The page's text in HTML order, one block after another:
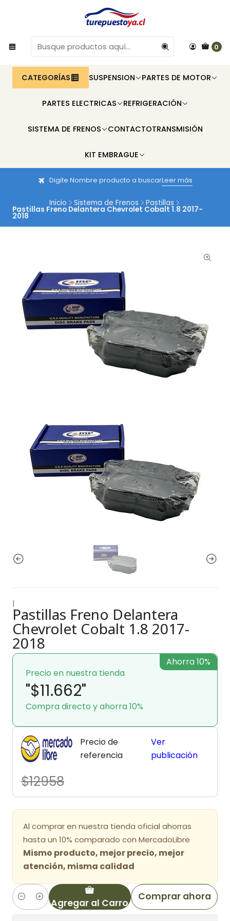
0
CATEGORÍAS SUSPENSION PARTES DE MOTOR
PARTES ELECTRICAS REFRIGERACIÓN
SISTEMA DE FRENOS CONTACTOTRANSMISIÓN
KIT EMBRAGUE
Digite Nombre producto a buscarLeer más
Inicio Sistema de Frenos Pastillas
Pastillas Freno Delantera Chevrolet Cobalt 1.8 2017-
2018
|
Pastillas Freno Delantera
Chevrolet Cobalt 1.8 2017-
2018
Precio en nuestra tienda
"$11.662"
Compra directo y ahorra 10%
Ahorra 10%
Precio de
referencia
$12958
Ver
publicación
Al comprar en nuestra tienda oficial ahorras
hasta un 10% comparado con MercadoLibre
Mismo producto, mejor precio, mejor
atención, misma calidad
Cantidad Agregar al Carro
Comprar ahora